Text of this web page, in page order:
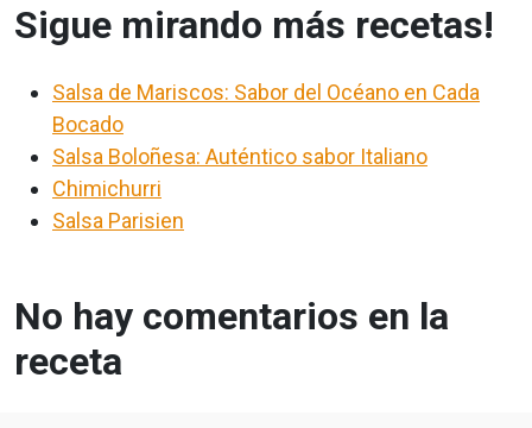
Sigue mirando más recetas!
Salsa de Mariscos: Sabor del Océano en Cada
Bocado
Salsa Boloñesa: Auténtico sabor Italiano
Chimichurri
Salsa Parisien
No hay comentarios en la
receta